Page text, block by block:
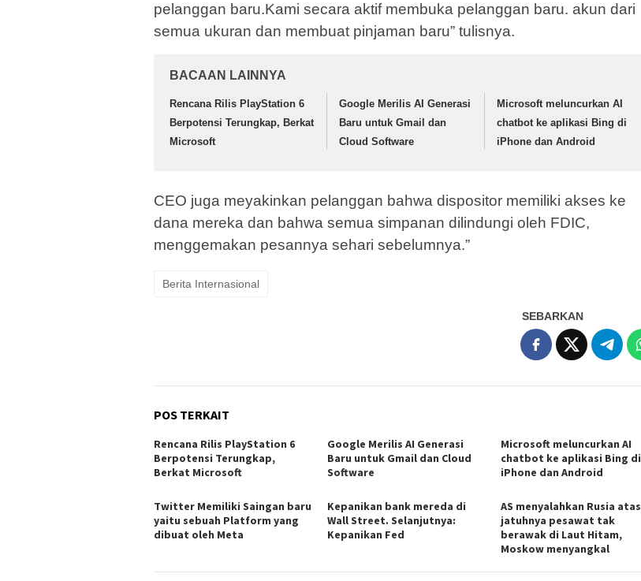
pelanggan baru.Kami secara aktif membuka pelanggan baru. akun dari
semua ukuran dan membuat pinjaman baru” tulisnya.
BACAAN LAINNYA
Rencana Rilis PlayStation 6
Berpotensi Terungkap, Berkat
Microsoft
Google Merilis AI Generasi
Baru untuk Gmail dan
Cloud Software
Microsoft meluncurkan AI
chatbot ke aplikasi Bing di
iPhone dan Android
CEO juga meyakinkan pelanggan bahwa dispositor memiliki akses ke
dana mereka dan bahwa semua simpanan dilindungi oleh FDIC,
menggemakan pesannya sehari sebelumnya.”
Berita Internasional
SEBARKAN
POS TERKAIT
Rencana Rilis PlayStation 6
Berpotensi Terungkap,
Berkat Microsoft
Google Merilis AI Generasi
Baru untuk Gmail dan Cloud
Software
Microsoft meluncurkan AI
chatbot ke aplikasi Bing di
iPhone dan Android
Twitter Memiliki Saingan baru
yaitu sebuah Platform yang
dibuat oleh Meta
Kepanikan bank mereda di
Wall Street. Selanjutnya:
Kepanikan Fed
AS menyalahkan Rusia atas
jatuhnya pesawat tak
berawak di Laut Hitam,
Moskow menyangkal